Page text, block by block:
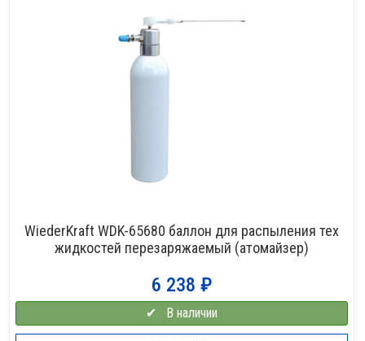
WiederKraft WDK-65680 баллон для распыления тех
жидкостей перезаряжаемый (атомайзер)
6 238 ₽
✔⠀В наличии